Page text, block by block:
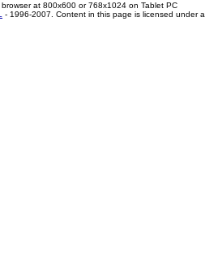
at 800x600 or 768x1024 on Tablet PC
- 1996-2007. Content in this page is licensed under a